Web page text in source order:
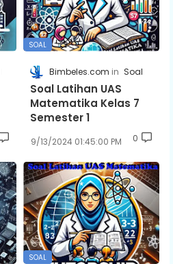
SOAL
Bimbeles.com Soal
Soal Latihan UAS
Matematika Kelas 7
Semester 1
9/13/2024 01:45:00 PM 0
SOAL